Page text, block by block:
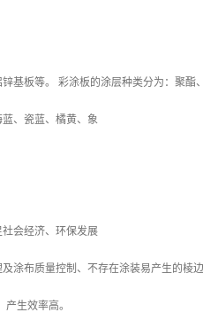
基板等。 彩涂板的涂层种类分为：聚酯
、瓷蓝、橘黄、象
会经济、环保发展
涂布质量控制、不存在涂装易产生的棱
产生效率高。